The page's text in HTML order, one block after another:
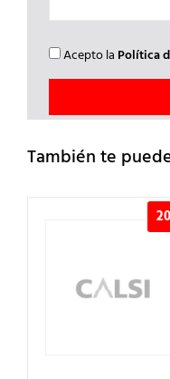
Acepto la Política
También te